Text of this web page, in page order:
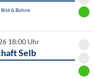
& Bühne
18:00 Uhr
Selb